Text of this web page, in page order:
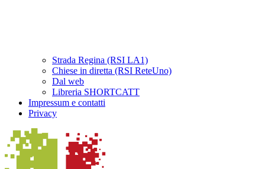
Strada Regina (RSI LA1)
Chiese in diretta (RSI ReteUno)
Dal web
Libreria SHORTCATT
Impressum e contatti
Privacy